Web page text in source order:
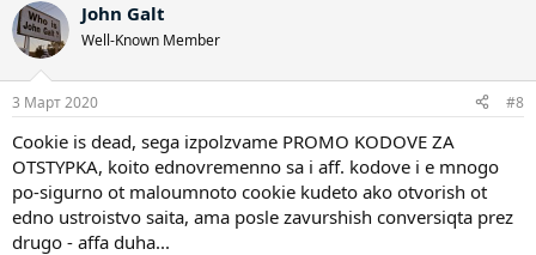
к
ц
и
John Galt
Well-Known Member
3 Март 2020 #8
Cookie is dead, sega izpolzvame PROMO KODOVE ZA
OTSTYPKA, koito ednovremenno sa i aff. kodove i e mnogo
po-sigurno ot maloumnoto cookie kudeto ako otvorish ot
edno ustroistvo saita, ama posle zavurshish conversiqta prez
drugo - affa duha...